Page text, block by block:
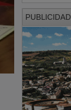
PUBLICIDAD